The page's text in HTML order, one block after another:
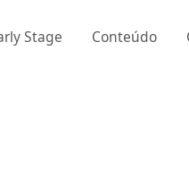
Stage Conteúdo